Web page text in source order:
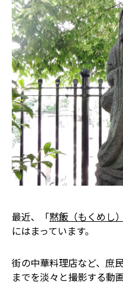
最近、「黙飯（もくめし）
にはまっています。
街の中華料理店など、庶
までを淡々と撮影する動画